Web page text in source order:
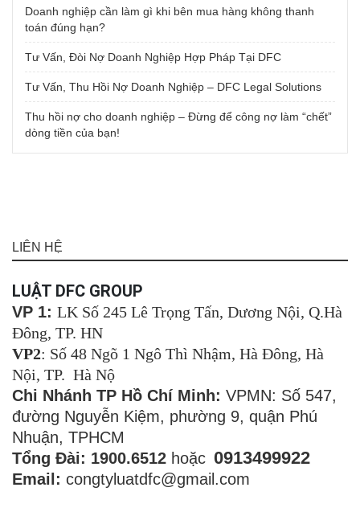
Doanh nghiệp cần làm gì khi bên mua hàng không thanh
toán đúng hạn?
Tư Vấn, Đòi Nợ Doanh Nghiệp Hợp Pháp Tại DFC
Tư Vấn, Thu Hồi Nợ Doanh Nghiệp – DFC Legal Solutions
Thu hồi nợ cho doanh nghiệp – Đừng để công nợ làm “chết”
dòng tiền của bạn!
LIÊN HỆ
LUẬT DFC GROUP
VP 1: LK Số 245 Lê Trọng Tấn, Dương Nội, Q.Hà
Đông, TP. HN
VP2: Số 48 Ngõ 1 Ngô Thì Nhậm, Hà Đông, Hà
Nội, TP. Hà Nộ
Chi Nhánh TP Hồ Chí Minh: VPMN: Số 547,
đường Nguyễn Kiệm, phường 9, quận Phú
Nhuận, TPHCM
Tổng Đài: 1900.6512 hoặc 0913499922
Email: congtyluatdfc@gmail.com